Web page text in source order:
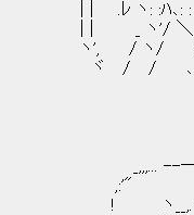
| | .ﾚ ヽ: :ﾊ､: :
| | _ ヽ'/ ＼: :l
ヽ', / ヽ/ リ
ヾ / / ､､ ﾞ
_,,,... --──---
,:'" ｀"''
! ヽ__,. -‐‐-､